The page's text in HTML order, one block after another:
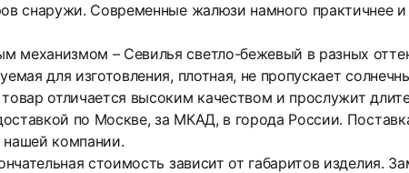
снаружи. Современные жалюзи намного практичнее
механизмом – Севилья светло-бежевый в разных
для изготовления, плотная, не пропускает
отличается высоким качеством и прослужит
по Москве, за МКАД, в города России.
нашей компании.
стоимость зависит от габаритов изделия.